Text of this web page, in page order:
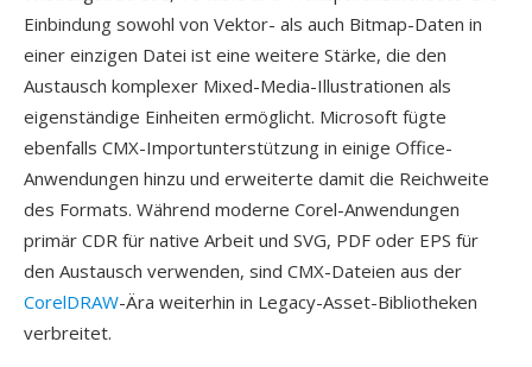
Einbindung sowohl von Vektor- als auch Bitmap-Daten in
einer einzigen Datei ist eine weitere Stärke, die den
Austausch komplexer Mixed-Media-Illustrationen als
eigenständige Einheiten ermöglicht. Microsoft fügte
ebenfalls CMX-Importunterstützung in einige Office-
Anwendungen hinzu und erweiterte damit die Reichweite
des Formats. Während moderne Corel-Anwendungen
primär CDR für native Arbeit und SVG, PDF oder EPS für
den Austausch verwenden, sind CMX-Dateien aus der
CorelDRAW-Ära weiterhin in Legacy-Asset-Bibliotheken
verbreitet.